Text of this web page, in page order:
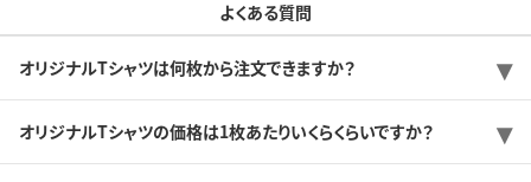
よくある質問
オリジナルTシャツは何枚から注文できますか？
オリジナルTシャツの価格は1枚あたりいくらくらいですか？